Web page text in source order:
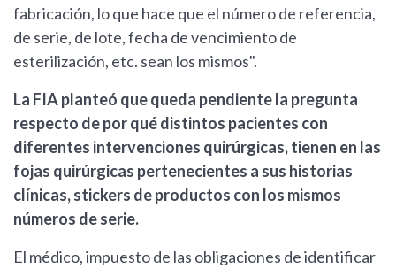
fabricación, lo que hace que el número de referencia,
de serie, de lote, fecha de vencimiento de
esterilización, etc. sean los mismos".
La FIA planteó que queda pendiente la pregunta
respecto de por qué distintos pacientes con
diferentes intervenciones quirúrgicas, tienen en las
fojas quirúrgicas pertenecientes a sus historias
clínicas, stickers de productos con los mismos
números de serie.
El médico, impuesto de las obligaciones de identificar